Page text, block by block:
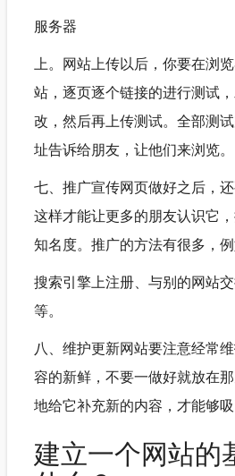
服务器
上。网站上传以后，你要在浏
站，逐页逐个链接的进行测试
改，然后再上传测试。全部测
址告诉给朋友，让他们来浏览。
七、推广宣传网页做好之后，
这样才能让更多的朋友认识它
知名度。推广的方法有很多，
搜索引擎上注册、与别的网站
等。
八、维护更新网站要注意经常
容的新鲜，不要一做好就放在
地给它补充新的内容，才能够吸
建立一个网站的